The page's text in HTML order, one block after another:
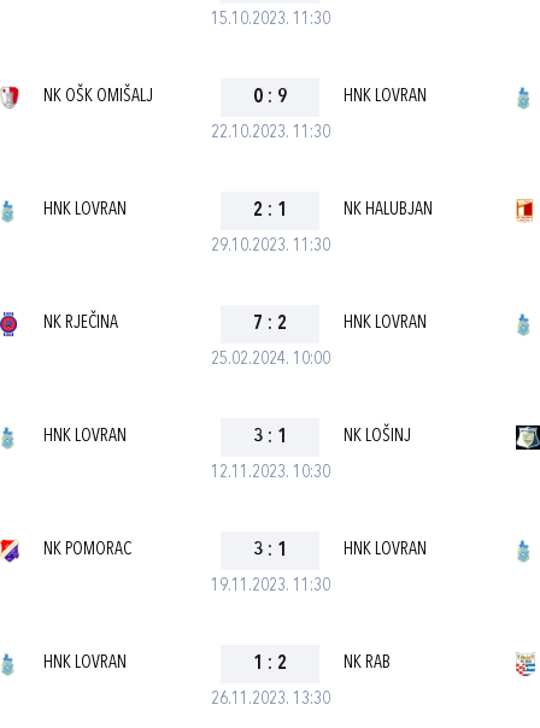
15.10.2023. 11:30
22.10.2023. 11:30
NK OŠK OMIŠALJ 0 : 9 HNK LOVRAN
29.10.2023. 11:30
HNK LOVRAN 2 : 1 NK HALUBJAN
25.02.2024. 10:00
NK RJEČINA 7 : 2 HNK LOVRAN
12.11.2023. 10:30
HNK LOVRAN 3 : 1 NK LOŠINJ
19.11.2023. 11:30
NK POMORAC 3 : 1 HNK LOVRAN
26.11.2023. 13:30
HNK LOVRAN 1 : 2 NK RAB